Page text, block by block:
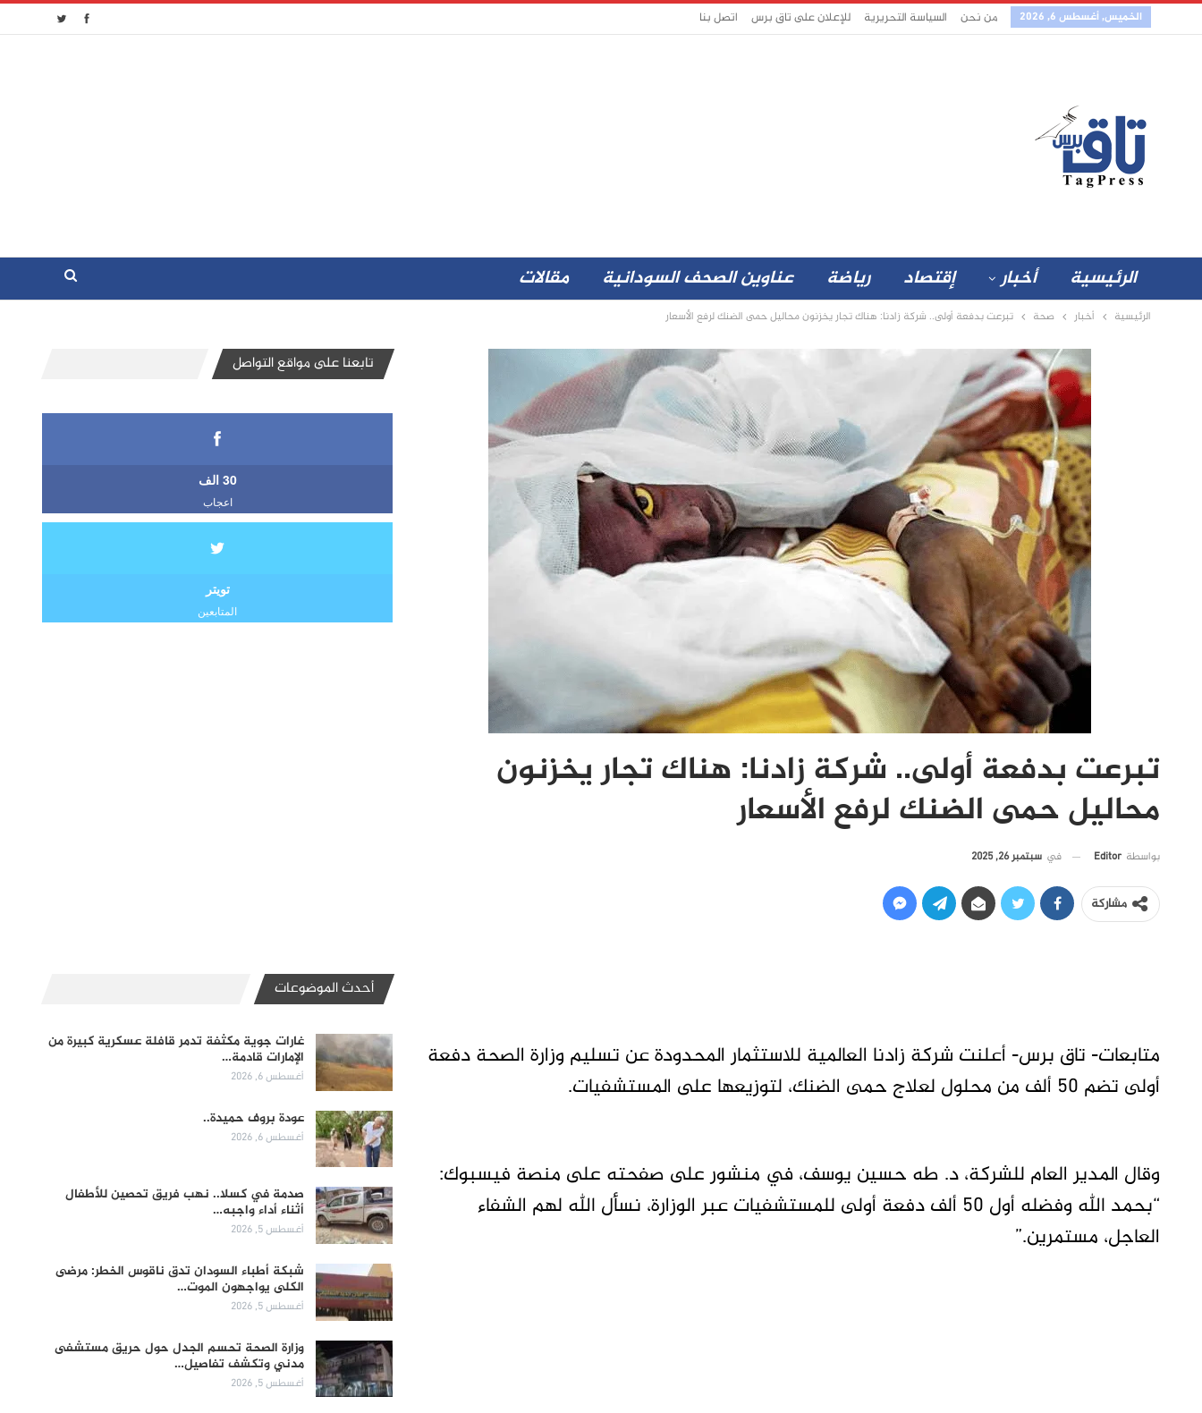
الخميس, أغسطس 6, 2026 من نحن السياسة التحريرية للإعلان على تاق برس اتصل بنا
الرئيسية أخبار إقتصاد رياضة عناوين الصحف السودانية مقالات
الرئيسية أخبار صحة تبرعت بدفعة أولى.. شركة زادنا: هناك تجار يخزنون محاليل حمى الضنك لرفع الأسعار
تبرعت بدفعة أولى.. شركة زادنا: هناك تجار يخزنون
محاليل حمى الضنك لرفع الأسعار
بواسطة Editor في سبتمبر 26, 2025
مشاركة
متابعات- تاق برس- أعلنت شركة زادنا العالمية للاستثمار المحدودة عن تسليم وزارة الصحة دفعة
أولى تضم 50 ألف من محلول لعلاج حمى الضنك، لتوزيعها على المستشفيات.
وقال المدير العام للشركة، د. طه حسين يوسف، في منشور على صفحته على منصة فيسبوك:
“بحمد الله وفضله أول 50 ألف دفعة أولى للمستشفيات عبر الوزارة، نسأل الله لهم الشفاء
العاجل، مستمرين.”
تابعنا على مواقع التواصل
30 الف
اعجاب
تويتر
المتابعين
أحدث الموضوعات
غارات جوية مكثفة تدمر قافلة عسكرية كبيرة من
الإمارات قادمة…
أغسطس 6, 2026
عودة بروف حميدة..
أغسطس 6, 2026
صدمة في كسلا.. نهب فريق تحصين للأطفال
أثناء أداء واجبه…
أغسطس 5, 2026
شبكة أطباء السودان تدق ناقوس الخطر: مرضى
الكلى يواجهون الموت…
أغسطس 5, 2026
وزارة الصحة تحسم الجدل حول حريق مستشفى
مدني وتكشف تفاصيل…
أغسطس 5, 2026